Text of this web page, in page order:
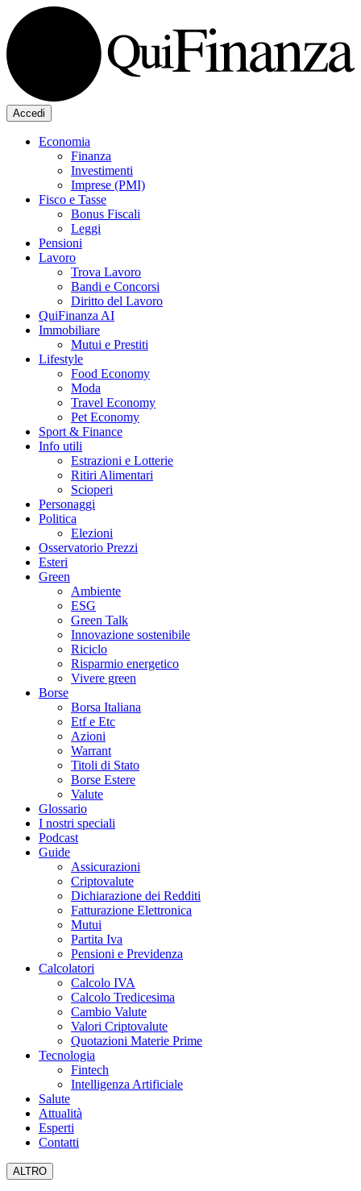
Accedi
Economia
Finanza
Investimenti
Imprese (PMI)
Fisco e Tasse
Bonus Fiscali
Leggi
Pensioni
Lavoro
Trova Lavoro
Bandi e Concorsi
Diritto del Lavoro
QuiFinanza AI
Immobiliare
Mutui e Prestiti
Lifestyle
Food Economy
Moda
Travel Economy
Pet Economy
Sport & Finance
Info utili
Estrazioni e Lotterie
Ritiri Alimentari
Scioperi
Personaggi
Politica
Elezioni
Osservatorio Prezzi
Esteri
Green
Ambiente
ESG
Green Talk
Innovazione sostenibile
Riciclo
Risparmio energetico
Vivere green
Borse
Borsa Italiana
Etf e Etc
Azioni
Warrant
Titoli di Stato
Borse Estere
Valute
Glossario
I nostri speciali
Podcast
Guide
Assicurazioni
Criptovalute
Dichiarazione dei Redditi
Fatturazione Elettronica
Mutui
Partita Iva
Pensioni e Previdenza
Calcolatori
Calcolo IVA
Calcolo Tredicesima
Cambio Valute
Valori Criptovalute
Quotazioni Materie Prime
Tecnologia
Fintech
Intelligenza Artificiale
Salute
Attualità
Esperti
Contatti
ALTRO